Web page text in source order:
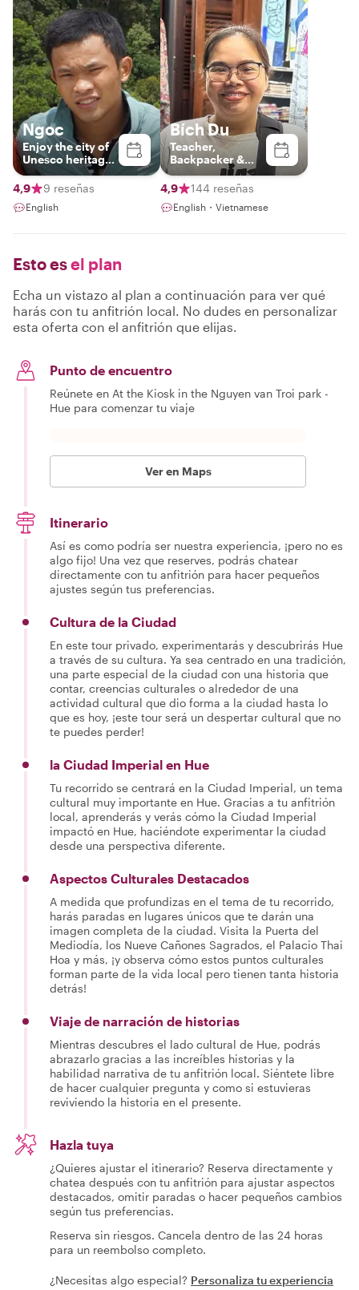
Ngoc
Enjoy the city of
Unesco heritages
with me
4,9
9 reseñas
English
Bích Du
Teacher,
Backpacker &
Photographer
4,9
144 reseñas
English・Vietnamese
Esto esel plan
Echa un vistazo al plan a continuación para ver qué
harás con tu anfitrión local. No dudes en personalizar
esta oferta con el anfitrión que elijas.
Punto de encuentro
Reúnete en At the Kiosk in the Nguyen van Troi park -
Hue para comenzar tu viaje
Ver en Maps
Itinerario
Así es como podría ser nuestra experiencia, ¡pero no es
algo fijo! Una vez que reserves, podrás chatear
directamente con tu anfitrión para hacer pequeños
ajustes según tus preferencias.
Cultura de la Ciudad
En este tour privado, experimentarás y descubrirás Hue
a través de su cultura. Ya sea centrado en una tradición,
una parte especial de la ciudad con una historia que
contar, creencias culturales o alrededor de una
actividad cultural que dio forma a la ciudad hasta lo
que es hoy, ¡este tour será un despertar cultural que no
te puedes perder!
la Ciudad Imperial en Hue
Tu recorrido se centrará en la Ciudad Imperial, un tema
cultural muy importante en Hue. Gracias a tu anfitrión
local, aprenderás y verás cómo la Ciudad Imperial
impactó en Hue, haciéndote experimentar la ciudad
desde una perspectiva diferente.
Aspectos Culturales Destacados
A medida que profundizas en el tema de tu recorrido,
harás paradas en lugares únicos que te darán una
imagen completa de la ciudad. Visita la Puerta del
Mediodía, los Nueve Cañones Sagrados, el Palacio Thai
Hoa y más, ¡y observa cómo estos puntos culturales
forman parte de la vida local pero tienen tanta historia
detrás!
Viaje de narración de historias
Mientras descubres el lado cultural de Hue, podrás
abrazarlo gracias a las increíbles historias y la
habilidad narrativa de tu anfitrión local. Siéntete libre
de hacer cualquier pregunta y como si estuvieras
reviviendo la historia en el presente.
Hazla tuya
¿Quieres ajustar el itinerario? Reserva directamente y
chatea después con tu anfitrión para ajustar aspectos
destacados, omitir paradas o hacer pequeños cambios
según tus preferencias.
Reserva sin riesgos. Cancela dentro de las 24 horas
para un reembolso completo.
¿Necesitas algo especial? Personaliza tu experiencia